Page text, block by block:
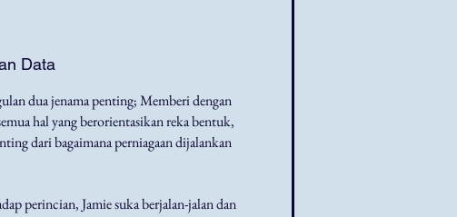
Data
dua jenama penting; Memberi dengan
hal yang berorientasikan reka bentuk,
dari bagaimana perniagaan dijalankan
perincian, Jamie suka berjalan-jalan dan